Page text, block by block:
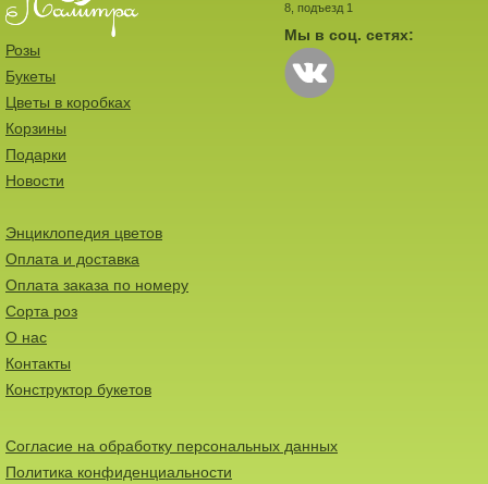
8, подъезд 1
Мы в соц. сетях:
Розы
Букеты
Цветы в коробках
Корзины
Подарки
Новости
Энциклопедия цветов
Оплата и доставка
Оплата заказа по номеру
Сорта роз
О нас
Контакты
Конструктор букетов
Согласие на обработку персональных данных
Политика конфиденциальности